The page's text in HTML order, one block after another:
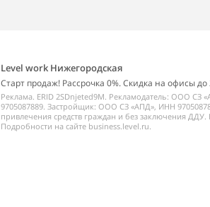
Level work Нижегородская
Старт продаж! Рассрочка 0%. Скидка на офисы до
Реклама. ERID 2SDnjeted9M. Рекламодатель: ООО СЗ
9705087889. Застройщик: ООО СЗ «АПД», ИНН
привлечения средств граждан и без заключения ДДУ.
Подробности на сайте business.level.ru.